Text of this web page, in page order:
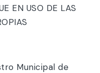
EN USO DE LAS
Municipal de